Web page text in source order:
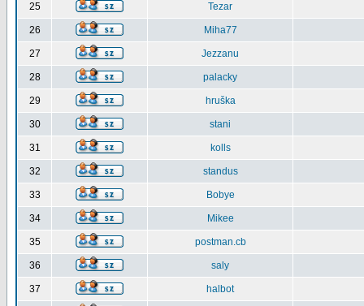
25 Tezar
26 Miha77
27 Jezzanu
28 palacky
29 hruška
30 stani
31 kolls
32 standus
33 Bobye
34 Mikee
35 postman.cb
36 saly
37 halbot